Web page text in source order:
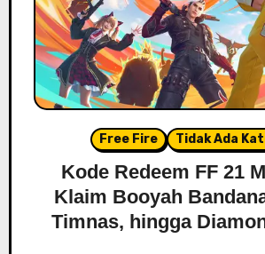
Free Fire Tidak Ada
Kode Redeem FF 21
Klaim Booyah
Timnas, hingga